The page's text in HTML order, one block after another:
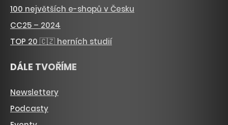
100 největších e-shopů v Česku
CC25 – 2024
TOP 20 🇨🇿 herních studií
DÁLE TVOŘÍME
Newslettery
Podcasty